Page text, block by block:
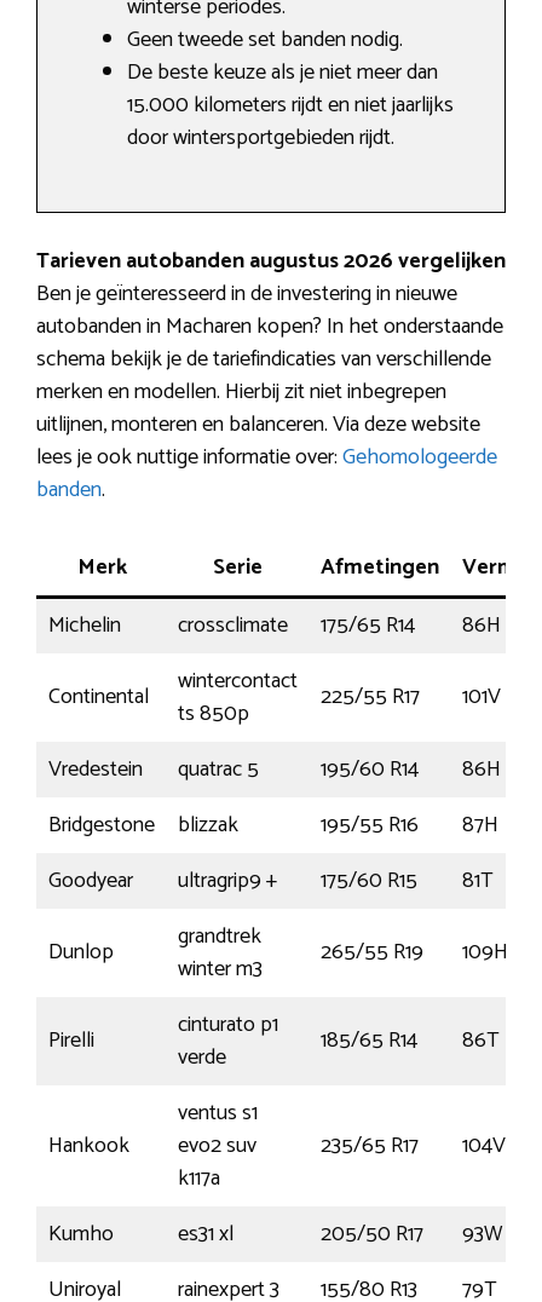
winterse periodes.
Geen tweede set banden nodig.
De beste keuze als je niet meer dan
15.000 kilometers rijdt en niet jaarlijks
door wintersportgebieden rijdt.
Tarieven autobanden augustus 2026 vergelijken
Ben je geïnteresseerd in de investering in nieuwe
autobanden in Macharen kopen? In het onderstaande
schema bekijk je de tariefindicaties van verschillende
merken en modellen. Hierbij zit niet inbegrepen
uitlijnen, monteren en balanceren. Via deze website
lees je ook nuttige informatie over:Gehomologeerde
banden.
Merk Serie Afmetingen
Michelin
crossclimate 175/65 R14
86H
Continental
wintercontact
ts 850p
225/55 R17
101V
Vredestein
quatrac 5 195/60 R14
86H
Bridgestone
blizzak 195/55 R16
87H
Goodyear
ultragrip9 + 175/60 R15
81T
Dunlop
grandtrek
winter m3
265/55 R19 109H
Pirelli
cinturato p1
verde
185/65 R14 86T
Hankook
ventus s1
evo2 suv
k117a
235/65 R17 104V
Kumho es31 xl 205/50 R17
93W
Uniroyal
rainexpert 3 155/80 R13
79T